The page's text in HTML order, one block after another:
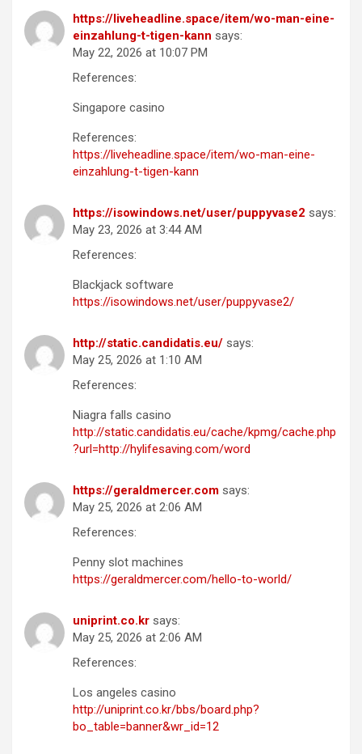
https://liveheadline.space/item/wo-man-eine-
einzahlung-t-tigen-kann says:
May 22, 2026 at 10:07 PM
References:
Singapore casino
References:
https://liveheadline.space/item/wo-man-eine-
einzahlung-t-tigen-kann
https://isowindows.net/user/puppyvase2 says:
May 23, 2026 at 3:44 AM
References:
Blackjack software
https://isowindows.net/user/puppyvase2/
http://static.candidatis.eu/ says:
May 25, 2026 at 1:10 AM
References:
Niagra falls casino
http://static.candidatis.eu/cache/kpmg/cache.php
?url=http://hylifesaving.com/word
https://geraldmercer.com says:
May 25, 2026 at 2:06 AM
References:
Penny slot machines
https://geraldmercer.com/hello-to-world/
uniprint.co.kr says:
May 25, 2026 at 2:06 AM
References:
Los angeles casino
http://uniprint.co.kr/bbs/board.php?
bo_table=banner&wr_id=12